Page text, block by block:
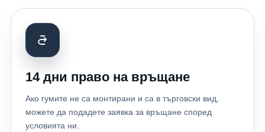
14 дни право на връщане
Ако гумите не са монтирани и са в търговски вид,
можете да подадете заявка за връщане според
условията ни.